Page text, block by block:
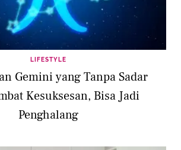
LIFESTYLE
Gemini yang Tanpa Sadar
Kesuksesan, Bisa Jadi
Penghalang